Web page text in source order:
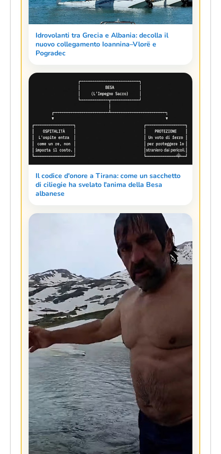
Idrovolanti tra Grecia e Albania: decolla il
nuovo collegamento Ioannina–Vlorë e
Pogradec
Il codice d'onore a Tirana: come un sacchetto
di ciliegie ha svelato l'anima della Besa
albanese